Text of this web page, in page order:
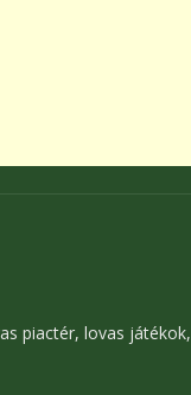
piactér, lovas játékok,